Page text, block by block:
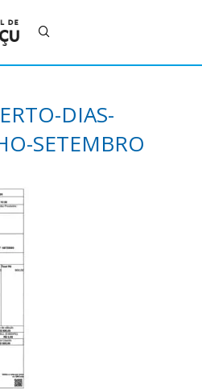
DIAS-
SETEMBRO